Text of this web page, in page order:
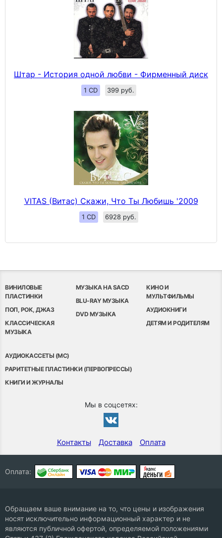
Штар - История одной любви - Фирменный диск
1 CD 399 руб.
VITAS (Витас) Скажи, Что Ты Любишь '2009
1 CD 6928 руб.
ВИНИЛОВЫЕ
ПЛАСТИНКИ
ПОП, РОК, ДЖАЗ
КЛАССИЧЕСКАЯ
МУЗЫКА
МУЗЫКА НА SACD
BLU-RAY МУЗЫКА
DVD МУЗЫКА
КИНО И
МУЛЬТФИЛЬМЫ
АУДИОКНИГИ
ДЕТЯМ И РОДИТЕЛЯМ
АУДИОКАССЕТЫ (MC)
РАРИТЕТНЫЕ ПЛАСТИНКИ (ПЕРВОПРЕССЫ)
КНИГИ И ЖУРНАЛЫ
Мы в соцсетях:
Контакты Доставка Оплата
Оплата:
Обращаем ваше внимание на то, что цены и изображения
носят исключительно информационный характер и не
являются публичной офертой, определяемой положениями